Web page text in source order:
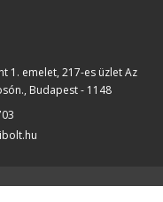
1. emelet, 217-es üzlet Az
Budapest - 1148